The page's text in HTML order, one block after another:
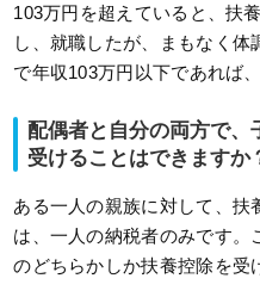
103万円を超えていると、扶
し、就職したが、まもなく
で年収103万円以下であれば
配偶者と自分の両方で、
受けることはできますか
ある一人の親族に対して、扶
は、一人の納税者のみです。
のどちらかしか扶養控除を受